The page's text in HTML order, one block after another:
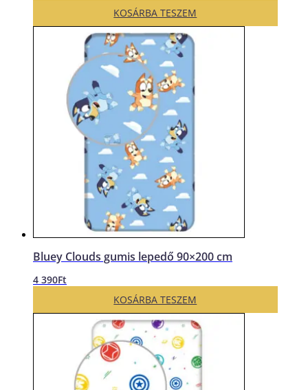
KOSÁRBA TESZEM
Bluey Clouds gumis lepedő 90×200 cm
4 390Ft
KOSÁRBA TESZEM